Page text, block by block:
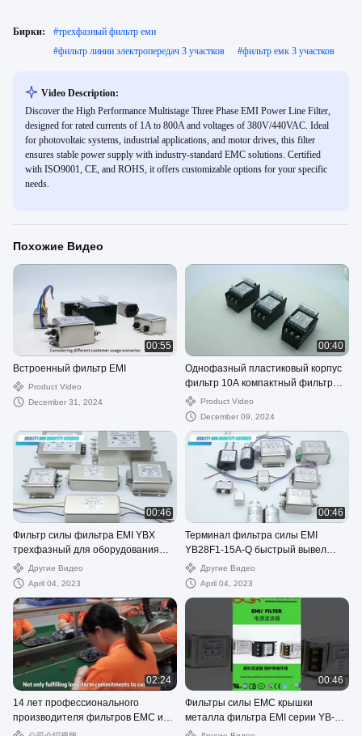
Бирки: #трехфазный фильтр еми
#фильтр линии электропередач 3 участков #фильтр емк 3 участков
Video Description:
Discover the High Performance Multistage Three Phase EMI Power Line Filter,
designed for rated currents of 1A to 800A and voltages of 380V/440VAC. Ideal
for photovoltaic systems, industrial applications, and motor drives, this filter
ensures stable power supply with industry-standard EMC solutions. Certified
with ISO9001, CE, and ROHS, it offers customizable options for your specific
needs.
Похожие Видео
00:55
Встроенный фильтр EMI
Product Video
December 31, 2024
00:40
Однофазный пластиковый корпус
фильтр 10A компактный фильтр
115V / 250V
Product Video
December 09, 2024
00:46
Фильтр силы фильтра EMI YBX
трехфазный для оборудования
промышленной автоматизации
Другие Видео
April 04, 2023
00:46
Терминал фильтра силы EMI
YB28F1-15A-Q быстрый вывел
наружу низкопроходный фильтр
Другие Видео
April 04, 2023
02:24
14 лет профессионального
производителя фильтров EMC и
EMI, сертификация cUL/UL, TUV,
00:46
Фильтры силы EMC крышки
металла фильтра EMI серии YB-D
низкопроходные